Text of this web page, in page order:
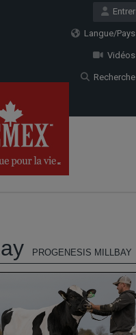
Entrer
Langue/Pays
Vidéos
Recherche